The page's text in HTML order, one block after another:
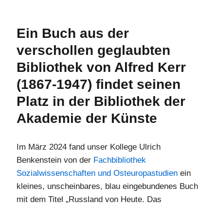
und
Adele
von
Klarwill
Ein Buch aus der
verschollen geglaubten
Bibliothek von Alfred Kerr
(1867-1947) findet seinen
Platz in der Bibliothek der
Akademie der Künste
Im März 2024 fand unser Kollege Ulrich
Benkenstein von der Fachbibliothek
Sozialwissenschaften und Osteuropastudien ein
kleines, unscheinbares, blau eingebundenes Buch
mit dem Titel „Russland von Heute. Das